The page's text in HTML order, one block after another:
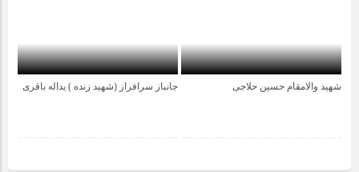
شهید والامقام حسین حلاجی
4 سال قبل
جانباز سرافراز (شهید زنده ) یداله باقری